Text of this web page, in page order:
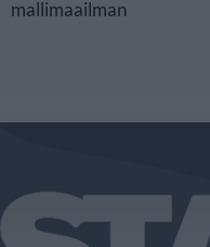
mallimaailman